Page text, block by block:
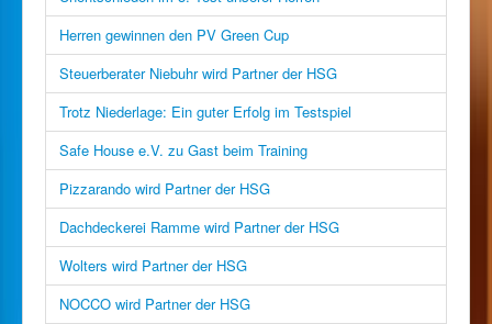
Herren gewinnen den PV Green Cup
Steuerberater Niebuhr wird Partner der HSG
Trotz Niederlage: Ein guter Erfolg im Testspiel
Safe House e.V. zu Gast beim Training
Pizzarando wird Partner der HSG
Dachdeckerei Ramme wird Partner der HSG
Wolters wird Partner der HSG
NOCCO wird Partner der HSG